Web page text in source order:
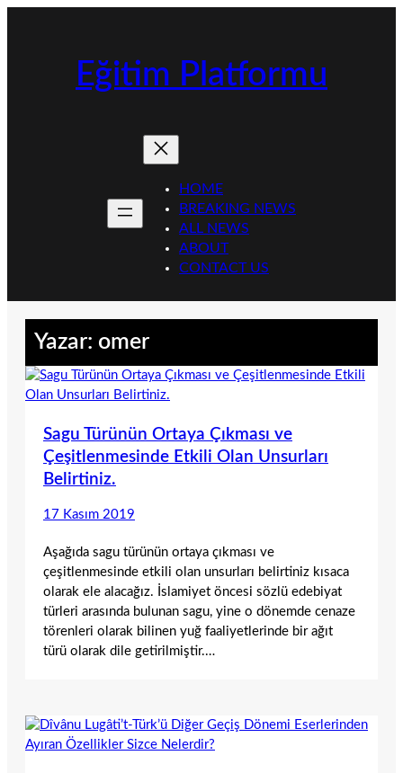
Eğitim Platformu
HOME
BREAKING NEWS
ALL NEWS
ABOUT
CONTACT US
Yazar: omer
Sagu Türünün Ortaya Çıkması ve
Çeşitlenmesinde Etkili Olan Unsurları
Belirtiniz.
17 Kasım 2019
Aşağıda sagu türünün ortaya çıkması ve
çeşitlenmesinde etkili olan unsurları belirtiniz kısaca
olarak ele alacağız. İslamiyet öncesi sözlü edebiyat
türleri arasında bulunan sagu, yine o dönemde cenaze
törenleri olarak bilinen yuğ faaliyetlerinde bir ağıt
türü olarak dile getirilmiştir.…